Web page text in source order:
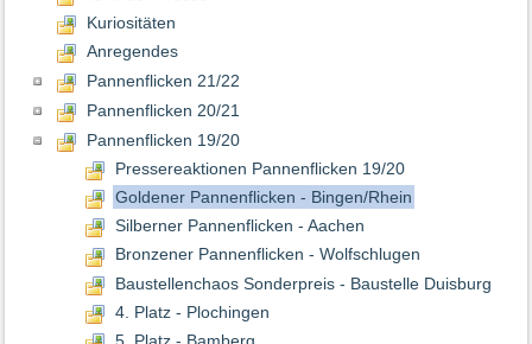
Kuriositäten
Anregendes
Pannenflicken 21/22
Pannenflicken 20/21
Pannenflicken 19/20
Pressereaktionen Pannenflicken 19/20
Goldener Pannenflicken - Bingen/Rhein
Silberner Pannenflicken - Aachen
Bronzener Pannenflicken - Wolfschlugen
Baustellenchaos Sonderpreis - Baustelle Duisburg
4. Platz - Plochingen